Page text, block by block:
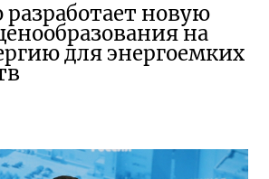
новую
на
для энергоемких